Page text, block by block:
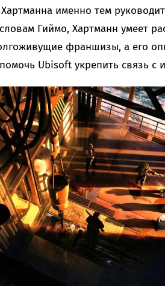
именно тем
Гиймо, Хартманн умеет
франшизы, а его
Ubisoft укрепить связь с